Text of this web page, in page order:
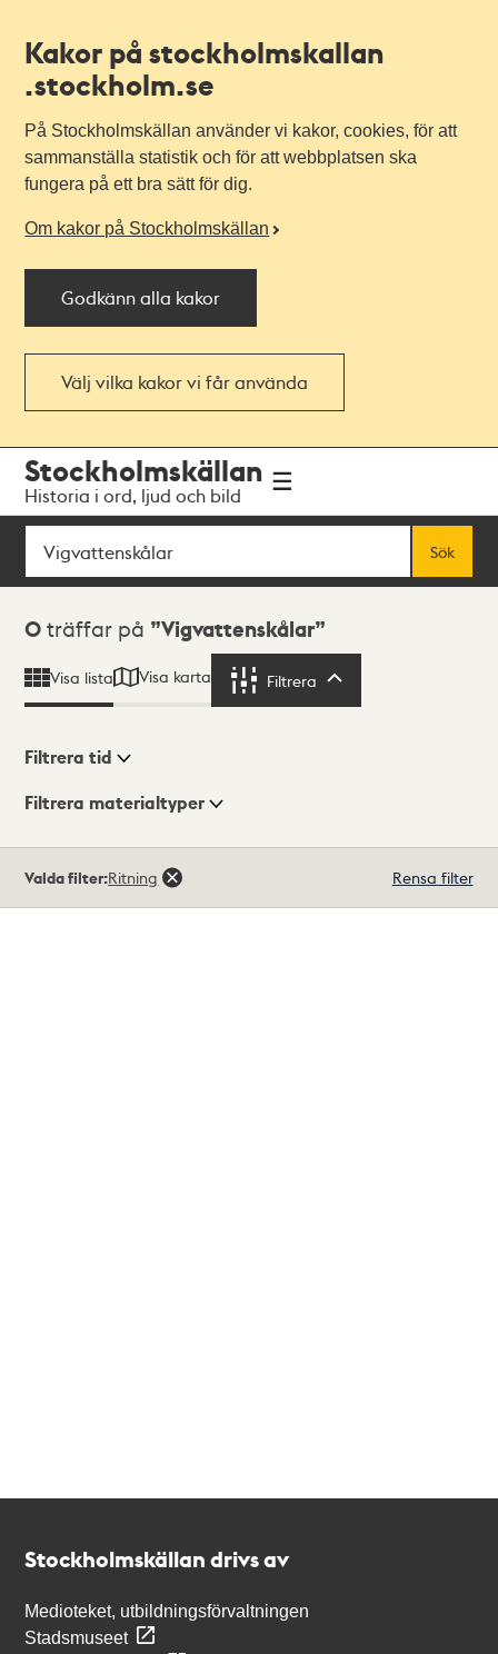
Kakor på stockholmskallan
.stockholm.se
På Stockholmskällan använder vi kakor, cookies, för att
sammanställa statistik och för att webbplatsen ska
fungera på ett bra sätt för dig.
Om kakor på Stockholmskällan
Godkänn alla kakor
Välj vilka kakor vi får använda
navigationen
huvudinnehållet
Stockholmskällan
Historia i ord, ljud och bild
Sök
Sök
Sökresultat
0 träffar på Vigvattenskålar
Visa lista Visa karta Filtrera
Visningsläge
Filtrera tid
Filtrera materialtyper
träffar
Valda filter:Ritning Rensa filter
Stockholmskällan drivs av
Medioteket, utbildningsförvaltningen
Stadsmuseet